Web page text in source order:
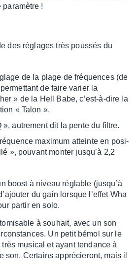
para­mètre !
des réglages très pous­sés du
de la plage de fréquences (de
de faire varier la
» de la Hell Babe, c’est-à-dire la
« Talon ».
», autre­ment dit la pente du filtre.
maxi­mum atteinte en posi­
», pouvant monter jusqu’à 2,2
boost à niveau réglable (jusqu’à
du gain lorsque l’ef­fet Wha
partir en solo.
à souhait, avec un son
Un petit bémol sur le
musi­cal et ayant tendance à
son. Certains appré­cie­ront, mais il